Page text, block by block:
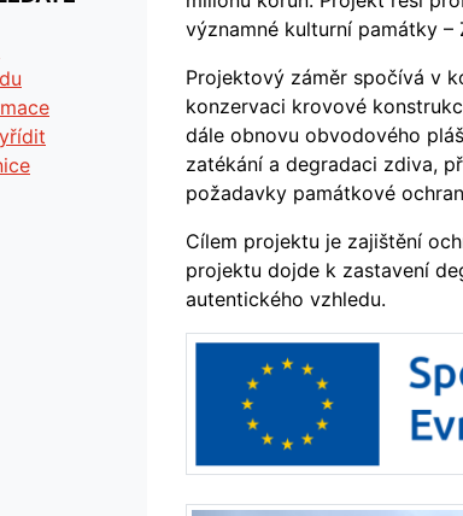
významné kulturní památky –
Projektový záměr spočívá v
konzervaci krovové
dále obnovu obvodového
zatékání a degradaci zdiva,
požadavky památkové
Cílem projektu je zajištění
projektu dojde k zastavení
autentického vzhledu.